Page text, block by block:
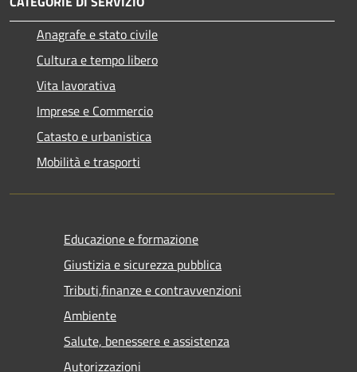
Anagrafe e stato civile
Cultura e tempo libero
Vita lavorativa
Imprese e Commercio
Catasto e urbanistica
Mobilità e trasporti
Educazione e formazione
Giustizia e sicurezza pubblica
Tributi,finanze e contravvenzioni
Ambiente
Salute, benessere e assistenza
Autorizzazioni